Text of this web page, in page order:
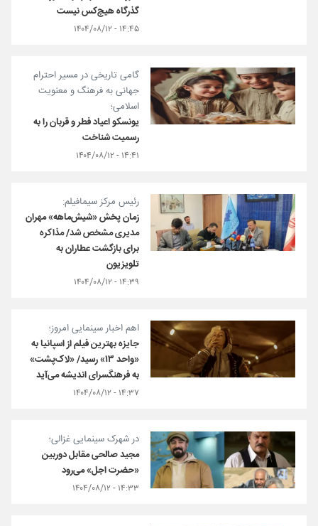
گذرگاه هیچ‌کس نیست
۱۴:۴۵ - ۱۴۰۴/۰۸/۱۲
گامی تاریخی در مسیر احترام
جهانی به فرهنگ و معنویت
اسلامی؛
یونسکو اعیاد فطر و قربان را به
رسمیت شناخت
۱۴:۴۱ - ۱۴۰۴/۰۸/۱۲
رئیس مرکز سیمافیلم:
زمان پخش «شیش‌ماهه» مهران
مدیری مشخص شد/ مذاکره
برای بازگشت عطاران به
تلویزیون
۱۴:۳۹ - ۱۴۰۴/۰۸/۱۲
اهم اخبار سینمایی امروز؛
جایزه بهترین فیلم از اسپانیا به
«واحد ۱۳» رسید/ «لاک‌پشت»
به فرهنگسرای اندیشه می‌آید
۱۴:۳۷ - ۱۴۰۴/۰۸/۱۲
در شهرک سینمایی غزالی؛
مجید صالحی مقابل دوربین
«حضرت اجل» می‌رود
۱۴:۳۳ - ۱۴۰۴/۰۸/۱۲